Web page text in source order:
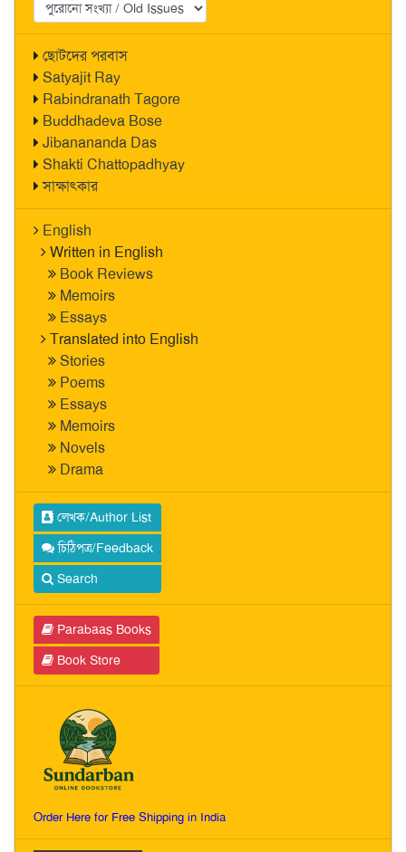
ছোটদের পরবাস
Satyajit Ray
Rabindranath Tagore
Buddhadeva Bose
Jibanananda Das
Shakti Chattopadhyay
সাক্ষাৎকার
English
Written in English
Book Reviews
Memoirs
Essays
Translated into English
Stories
Poems
Essays
Memoirs
Novels
Drama
লেখক/Author List
চিঠিপত্র/Feedback
Search
Parabaas Books
Book Store
Order Here for Free Shipping in India